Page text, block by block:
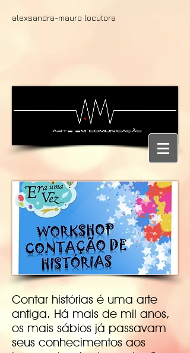
alexsandra-mauro locutora
Contar histórias é uma arte
antiga. Há mais de mil anos,
os mais sábios já passavam
seus conhecimentos aos